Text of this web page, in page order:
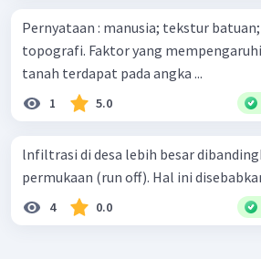
Pernyataan : manusia; tekstur batuan; batuan induk; iklim;
topografi. Faktor yang mempengaruhi pembentukan
tanah terdapat pada angka ...
1 5.0
lnfiltrasi di desa lebih besar
permukaan (run off). Hal ini
4 0.0